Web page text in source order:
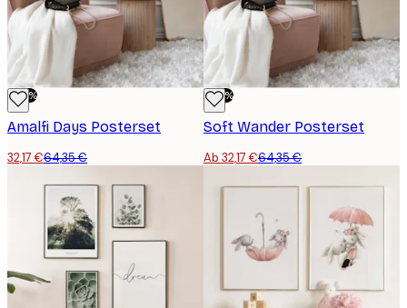
-50%
Amalfi Days Posterset
32,17 €64,35 €
-50%
Soft Wander Posterset
Ab 32,17 €64,35 €